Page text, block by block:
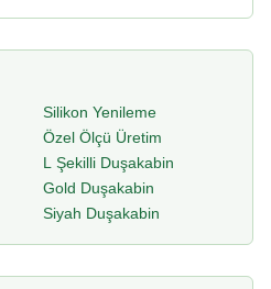
Silikon Yenileme
Özel Ölçü Üretim
L Şekilli Duşakabin
Gold Duşakabin
Siyah Duşakabin